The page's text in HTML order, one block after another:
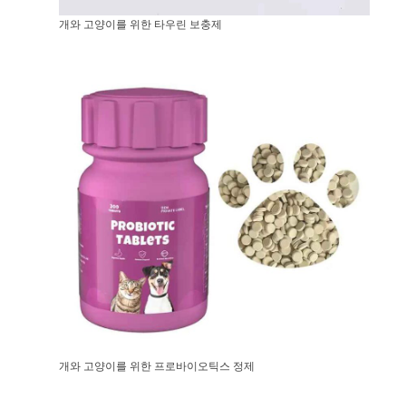
개와 고양이를 위한 타우린 보충제
개와 고양이를 위한 프로바이오틱스 정제